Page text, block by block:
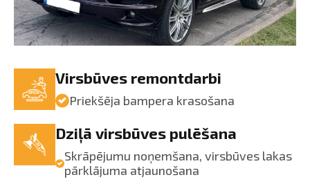
Virsbūves remontdarbi
Priekšēja bampera krasošana
Dziļā virsbūves pulēšana
Skrāpējumu noņemšana, virsbūves lakas
pārklājuma atjaunošana